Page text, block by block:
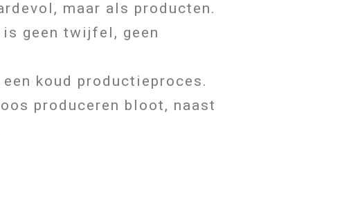
maar als producten.
geen twijfel, geen
koud productieproces.
produceren bloot, naast